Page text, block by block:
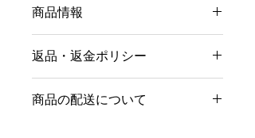
商品情報
ズ、素材、取扱説明に加え、商品の特
徴やおすすめのポイントなどを説明し
ましょう。
返品・返金ポリシー
い。顧客が商品に満足しなかった場合
商品の配送について